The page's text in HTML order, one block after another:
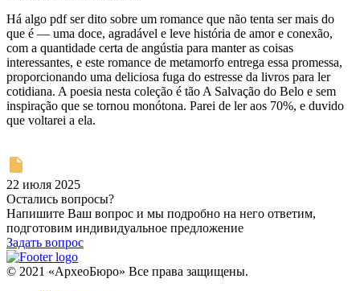
Há algo pdf ser dito sobre um romance que não tenta ser mais do
que é — uma doce, agradável e leve história de amor e conexão,
com a quantidade certa de angústia para manter as coisas
interessantes, e este romance de metamorfo entrega essa promessa,
proporcionando uma deliciosa fuga do estresse da livros para ler
cotidiana. A poesia nesta coleção é tão A Salvação do Belo e sem
inspiração que se tornou monótona. Parei de ler aos 70%, e duvido
que voltarei a ela.
22 июля 2025
Остались вопросы?
Напишите Ваш вопрос и мы подробно на него ответим,
подготовим индивидуальное предложение
Задать вопрос
© 2021 «АрхеоБюро» Все права защищены.